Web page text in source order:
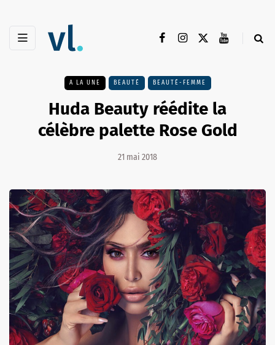
A LA UNE BEAUTÉ BEAUTÉ-FEMME
Huda Beauty réédite la
célèbre palette Rose Gold
21 mai 2018